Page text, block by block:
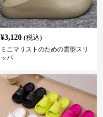
¥3,120 (税込)
ミニマリストのための雲型スリ
ッパ